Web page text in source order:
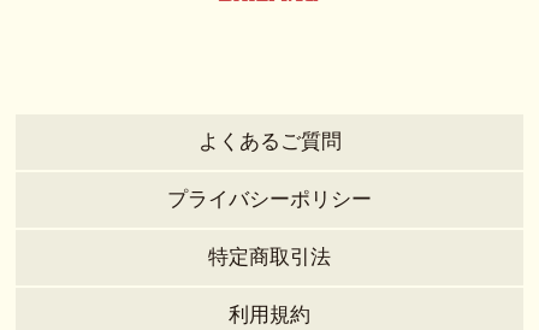
よくあるご質問
プライバシーポリシー
特定商取引法
利用規約